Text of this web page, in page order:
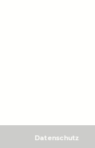
Datenschutz